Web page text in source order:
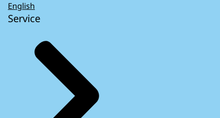
English
Service